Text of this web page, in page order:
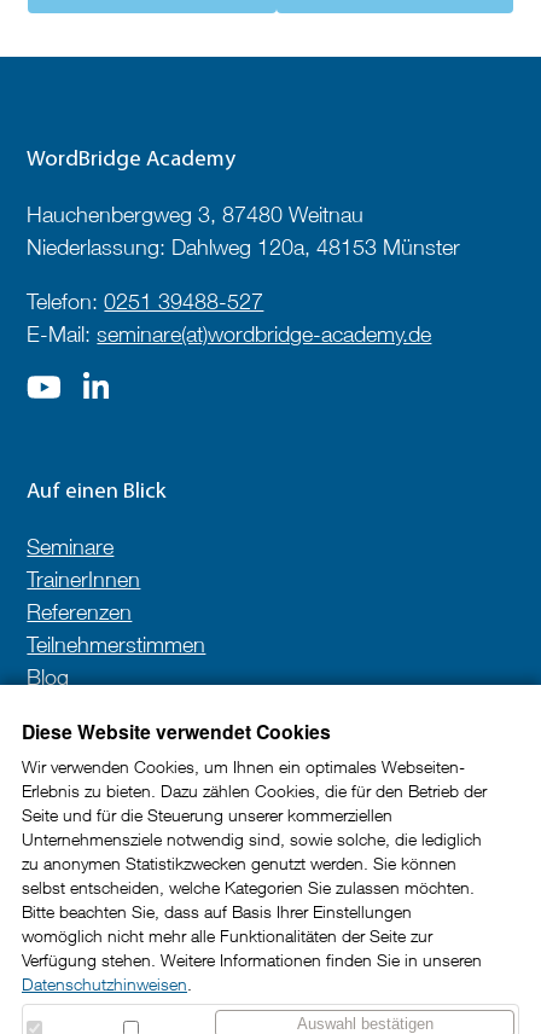
Diese Website verwendet Cookies
Wir verwenden Cookies, um Ihnen ein optimales Webseiten-
Erlebnis zu bieten. Dazu zählen Cookies, die für den Betrieb der
Seite und für die Steuerung unserer kommerziellen
Unternehmensziele notwendig sind, sowie solche, die lediglich
zu anonymen Statistikzwecken genutzt werden. Sie können
selbst entscheiden, welche Kategorien Sie zulassen möchten.
Bitte beachten Sie, dass auf Basis Ihrer Einstellungen
womöglich nicht mehr alle Funktionalitäten der Seite zur
Verfügung stehen. Weitere Informationen finden Sie in unseren
Datenschutzhinweisen
Auswahl bestätigen
WordBridge Academy
Hauchenbergweg 3, 87480 Weitnau
Niederlassung: Dahlweg 120a, 48153 Münster
Telefon:0251 39488-527
E-Mail:seminare(at)wordbridge-academy.de
Auf einen Blick
Seminare
TrainerInnen
Referenzen
Teilnehmerstimmen
Blog
Newsletter
In unserem Newsletter erhalten Sie wertvolle Impulse
und Tipps rund um die Kundenkommunikation im
B2B-Bereich.